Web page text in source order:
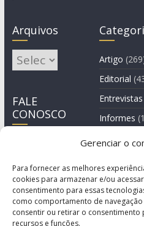
Gerenciar o
Para fornecer as melhores
cookies para armazenar e/ou
consentimento para essas
como comportamento de navegação
consentir ou retirar o
recursos e funções.
Arquivos
Arquivos
FALE
CONOSCO
Artigo
Editorial
Entrevistas
Informes
Manchete